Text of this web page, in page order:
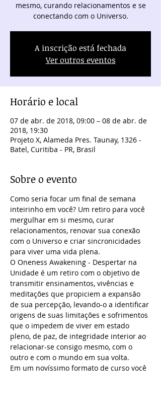
mesmo, curando relacionamentos e se
conectando com o Universo.
A inscrição está fechada
Ver outros eventos
Horário e local
07 de abr. de 2018, 09:00 – 08 de abr. de
2018, 19:30
Projeto X, Alameda Pres. Taunay, 1326 -
Batel, Curitiba - PR, Brasil
Sobre o evento
Como seria focar um final de semana
inteirinho em você? Um retiro para você
mergulhar em si mesmo, curar
relacionamentos, renovar sua conexão
com o Universo e criar sincronicidades
para viver uma vida plena.
O Oneness Awakening - Despertar na
Unidade é um retiro com o objetivo de
transmitir ensinamentos, vivências e
meditações que propiciem a expansão
de sua percepção, levando-o a identificar
origens de suas limitações e sofrimentos
que o impedem de viver em estado
pleno, de paz, de integridade interior ao
relacionar-se consigo mesmo, com o
outro e com o mundo em sua volta.
Em um novíssimo formato de curso você